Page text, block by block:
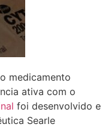
medicamento
ativa com o
foi desenvolvido e
Searle